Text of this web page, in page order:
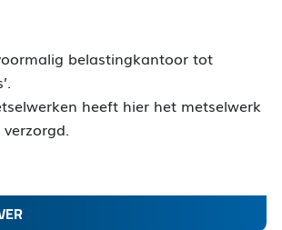
belastingkantoor tot
heeft hier het metselwerk